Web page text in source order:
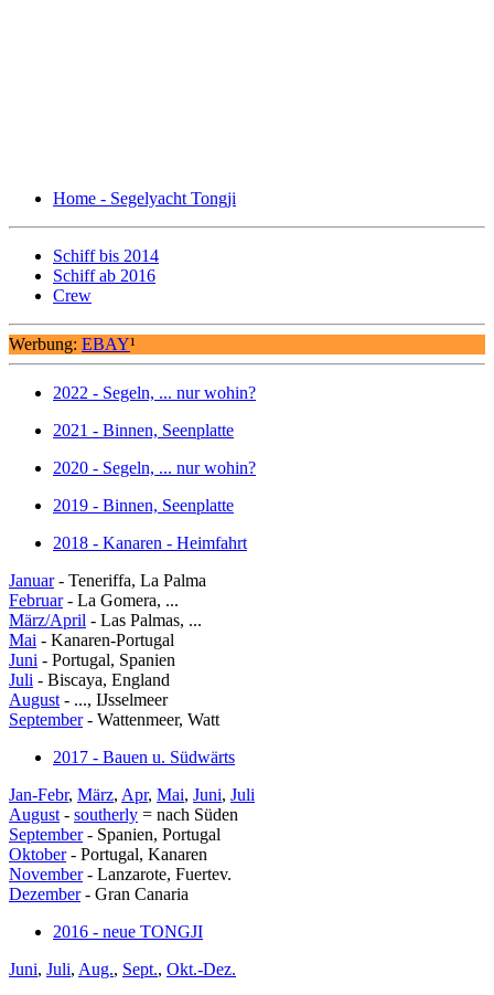
Home - Segelyacht Tongji
Schiff bis 2014
Schiff ab 2016
Crew
Werbung: EBAY¹
2022 - Segeln, ... nur wohin?
2021 - Binnen, Seenplatte
2020 - Segeln, ... nur wohin?
2019 - Binnen, Seenplatte
2018 - Kanaren - Heimfahrt
Januar- Teneriffa, La Palma
Februar- La Gomera, ...
März/April - Las Palmas, ...
Mai - Kanaren-Portugal
Juni - Portugal, Spanien
Juli - Biscaya, England
August - ..., IJsselmeer
September- Wattenmeer, Watt
2017 - Bauen u. Südwärts
Jan-Febr, März, Apr, Mai, Juni, Juli
August - southerly = nach Süden
September- Spanien, Portugal
Oktober- Portugal, Kanaren
November- Lanzarote, Fuertev.
Dezember- Gran Canaria
2016 - neue TONGJI
Juni, Juli, Aug., Sept., Okt.-Dez.